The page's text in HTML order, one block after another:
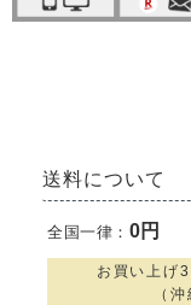
送料について
全国一律： 0円
お買い上げ
（